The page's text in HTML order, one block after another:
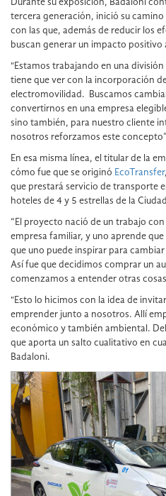
Durante su exposición, Badaloni
tercera generación, inició su
con las que, además de reducir los
buscan generar un impacto positivo
"Estamos trabajando en una
tiene que ver con la incorporación
electromovilidad. Buscamos
convertirnos en una empresa
sino también, para nuestro cliente
nosotros reforzamos este
En esa misma línea, el titular de la
cómo fue que se originó EcoTransfer
que prestará servicio de transporte
hoteles de 4 y 5 estrellas de la
“El proyecto nació de un trabajo
empresa familiar, y uno aprende
que uno puede inspirar para
Así fue que decidimos comprar un
comenzamos a entender otras
"Esto lo hicimos con la idea de
emprender junto a nosotros. Allí
económico y también ambiental.
que aporta un salto cualitativo en
Badaloni.
<